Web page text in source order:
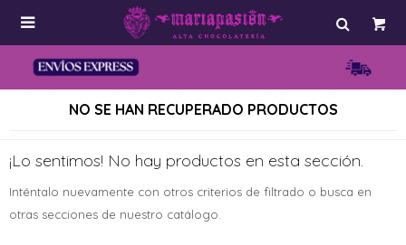

NO SE HAN RECUPERADO PRODUCTOS
¡Lo sentimos! No hay productos en esta sección.
Inténtalo nuevamente con otros criterios de filtrado o busca en
otras secciones de nuestro catálogo.